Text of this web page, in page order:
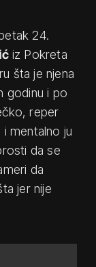
24.
iz Pokreta
šta je njena
godinu i po
reper
i mentalno ju
da se
da
jer nije